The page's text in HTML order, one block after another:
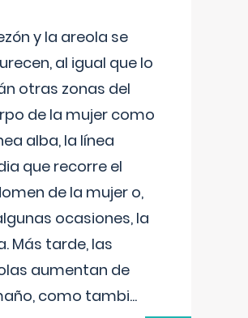
y la areola se
al igual que lo
otras zonas del
de la mujer como
alba, la línea
que recorre el
de la mujer o,
ocasiones, la
Más tarde, las
aumentan de
como tambi...